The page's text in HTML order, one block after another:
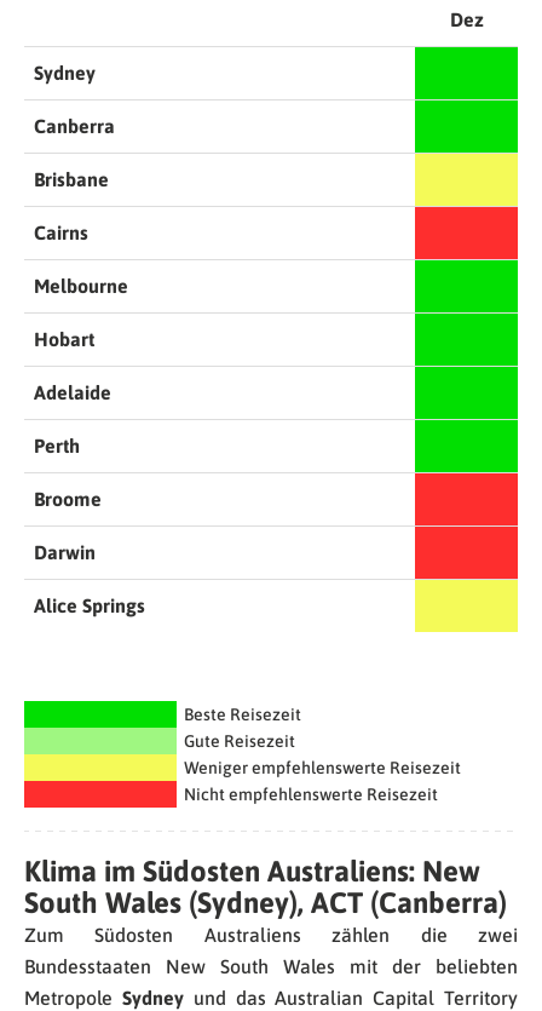
Dez
Sydney
Canberra
Brisbane
Cairns
Melbourne
Hobart
Adelaide
Perth
Broome
Darwin
Alice Springs
Beste Reisezeit
Gute Reisezeit
Weniger empfehlenswerte Reisezeit
Nicht empfehlenswerte Reisezeit
Klima im Südosten Australiens: New
South Wales (Sydney), ACT (Canberra)
Zum Südosten Australiens zählen die zwei
Bundesstaaten New South Wales mit der beliebten
Metropole Sydneyund das Australian Capital Territory